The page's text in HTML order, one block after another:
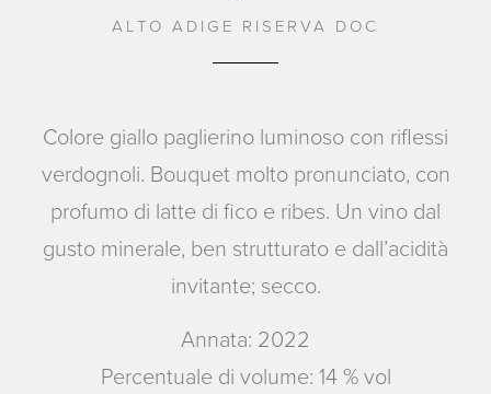
ALTO ADIGE RISERVA DOC
Colore giallo paglierino luminoso con riflessi
verdognoli. Bouquet molto pronunciato, con
profumo di latte di fico e ribes. Un vino dal
gusto minerale, ben strutturato e dall’acidità
invitante; secco.
Annata: 2022
Percentuale di volume: 14 % vol